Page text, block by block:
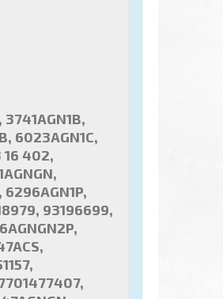
6023AGN1C,
16 402,
93196699,